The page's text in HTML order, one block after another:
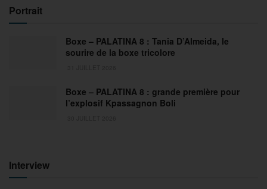
Portrait
Boxe – PALATINA 8 : Tania D’Almeida, le
sourire de la boxe tricolore
Boxe – PALATINA 8 : grande première pour
l’explosif Kpassagnon Boli
Interview